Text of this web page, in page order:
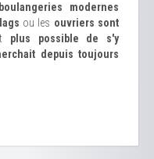
boulangeries modernes
ou les ouvriers sont
plus possible de s'y
depuis toujours